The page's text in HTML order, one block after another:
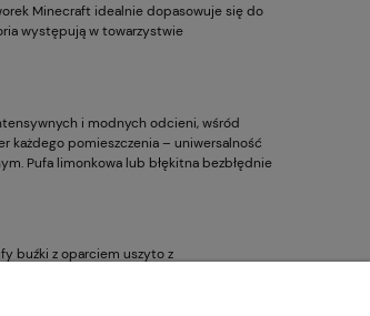
Minecraft idealnie dopasowuje się do
występują w towarzystwie
i modnych odcieni, wśród
każdego pomieszczenia – uniwersalność
Pufa limonkowa lub błękitna bezbłędnie
buźki z oparciem uszyto z